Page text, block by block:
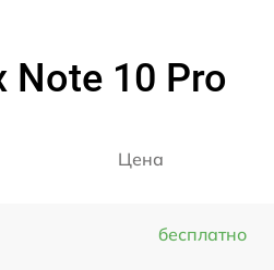
10 Pro
Цена
бесплатно